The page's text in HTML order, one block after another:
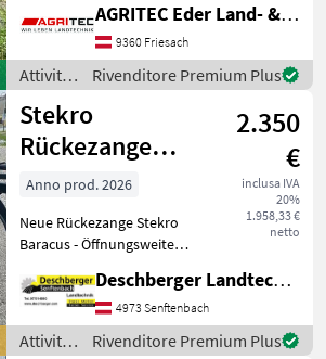
Attività forestali e
lavorazione del legno Pinze
per tronchi
AGRITEC Eder Land- & Forsttechnik GmbH
9360 Friesach
Attività
forestali
e
lavorazione
del
legno /
Rivenditore Premium Plus
Stekro
Rückezange
Baracus
2.350
€
inclusa IVA
20%
1.958,33 €
netto
Anno prod. 2026
Neue Rückezange Stekro
Baracus - Öffnungsweite
Hydr. Schwenkbar
Doppelwirkend 43° - Hydr.
Öffnung Doppelwirkend -
Staufach für Kette
Deschberger Landtechnik GmbH
4973 Senftenbach
Attività
Rivenditore Premium Plus